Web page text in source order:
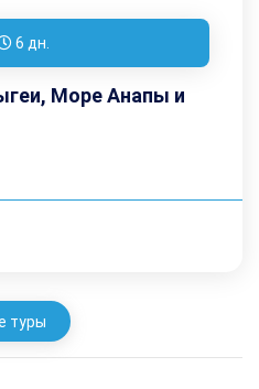
6 дн.
Море Анапы и
туры